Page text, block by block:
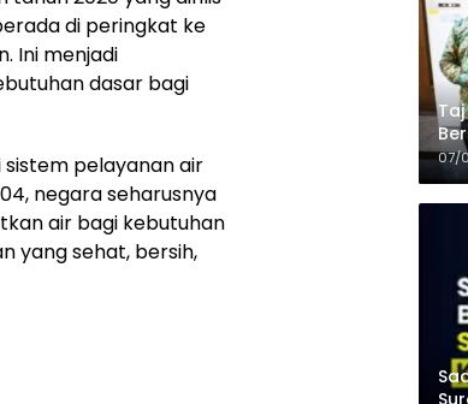
di peringkat ke
Ini menjadi
dasar bagi
pelayanan air
negara seharusnya
air bagi kebutuhan
yang sehat, bersih,
07/